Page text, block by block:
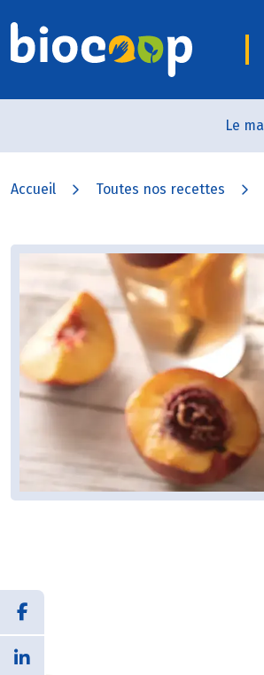
Le
Accueil Toutes nos recettes